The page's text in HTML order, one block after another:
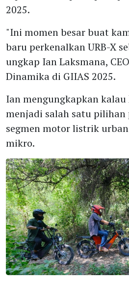
2025.
"Ini momen besar buat
baru perkenalkan URB-X
ungkap Ian Laksmana,
Dinamika di GIIAS 2025.
Ian mengungkapkan kalau
menjadi salah satu
segmen motor listrik
mikro.